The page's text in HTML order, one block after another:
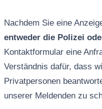
Nachdem Sie eine
entweder die Polizei
Kontaktformular eine
Verständnis dafür, dass
Privatpersonen
unserer Meldenden zu